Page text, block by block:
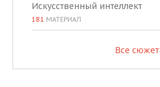
Искусственный интеллект
181 МАТЕРИАЛ
Все